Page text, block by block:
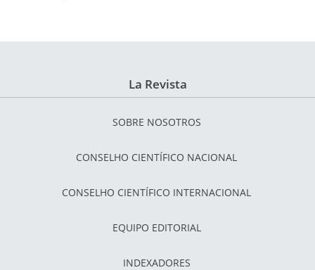
La Revista
SOBRE NOSOTROS
CONSELHO CIENTÍFICO NACIONAL
CONSELHO CIENTÍFICO INTERNACIONAL
EQUIPO EDITORIAL
INDEXADORES